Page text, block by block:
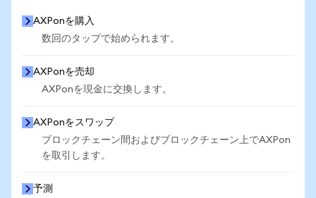
AXPonを購入
数回のタップで始められます。
AXPonを売却
AXPonを現金に交換します。
AXPonをスワップ
ブロックチェーン間およびブロックチェーン上でAXPon
を取引します。
予測